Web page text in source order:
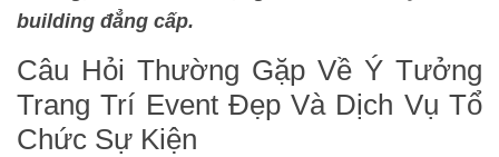
building đẳng cấp.
Câu Hỏi Thường Gặp Về Ý Tưởng
Trang Trí Event Đẹp Và Dịch Vụ Tổ
Chức Sự Kiện